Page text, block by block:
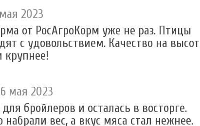
2023
от РосАгроКорм уже не раз. Птицы
с удовольствием. Качество на
крупнее!
мая 2023
бройлеров и осталась в восторге.
вес, а вкус мяса стал нежнее.